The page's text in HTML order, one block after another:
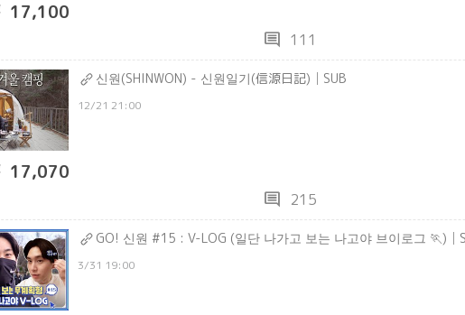
17,100
comment 111
신원(SHINWON) - 신원일기(信源日記)│SUB
12/21 21:00
17,070
comment 215
GO! 신원 #15 : V-LOG (일단 나가고 보는 나고야 브이로그
3/31 19:00